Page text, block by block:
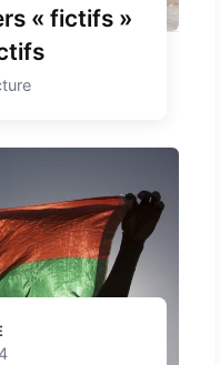
« fictifs »